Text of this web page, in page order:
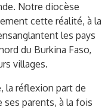
Notre diocèse
cette réalité, à la
les pays
du Burkina Faso,
villages.
la réflexion part de
ses parents, à la fois